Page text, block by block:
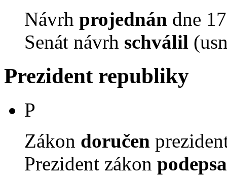
Návrh projednán dne
Senát návrh schválil
Prezident republiky
P
Zákon doručen
Prezident zákon